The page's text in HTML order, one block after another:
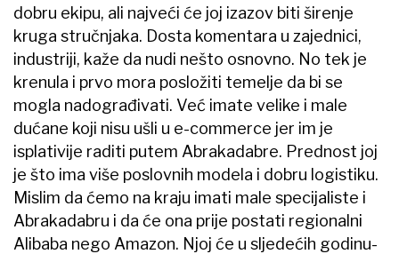
dobru ekipu, ali najveći će joj izazov biti širenje
kruga stručnjaka. Dosta komentara u zajednici,
industriji, kaže da nudi nešto osnovno. No tek je
krenula i prvo mora posložiti temelje da bi se
mogla nadograđivati. Već imate velike i male
dućane koji nisu ušli u e-commerce jer im je
isplativije raditi putem Abrakadabre. Prednost joj
je što ima više poslovnih modela i dobru logistiku.
Mislim da ćemo na kraju imati male specijaliste i
Abrakadabru i da će ona prije postati regionalni
Alibaba nego Amazon. Njoj će u sljedećih godinu-